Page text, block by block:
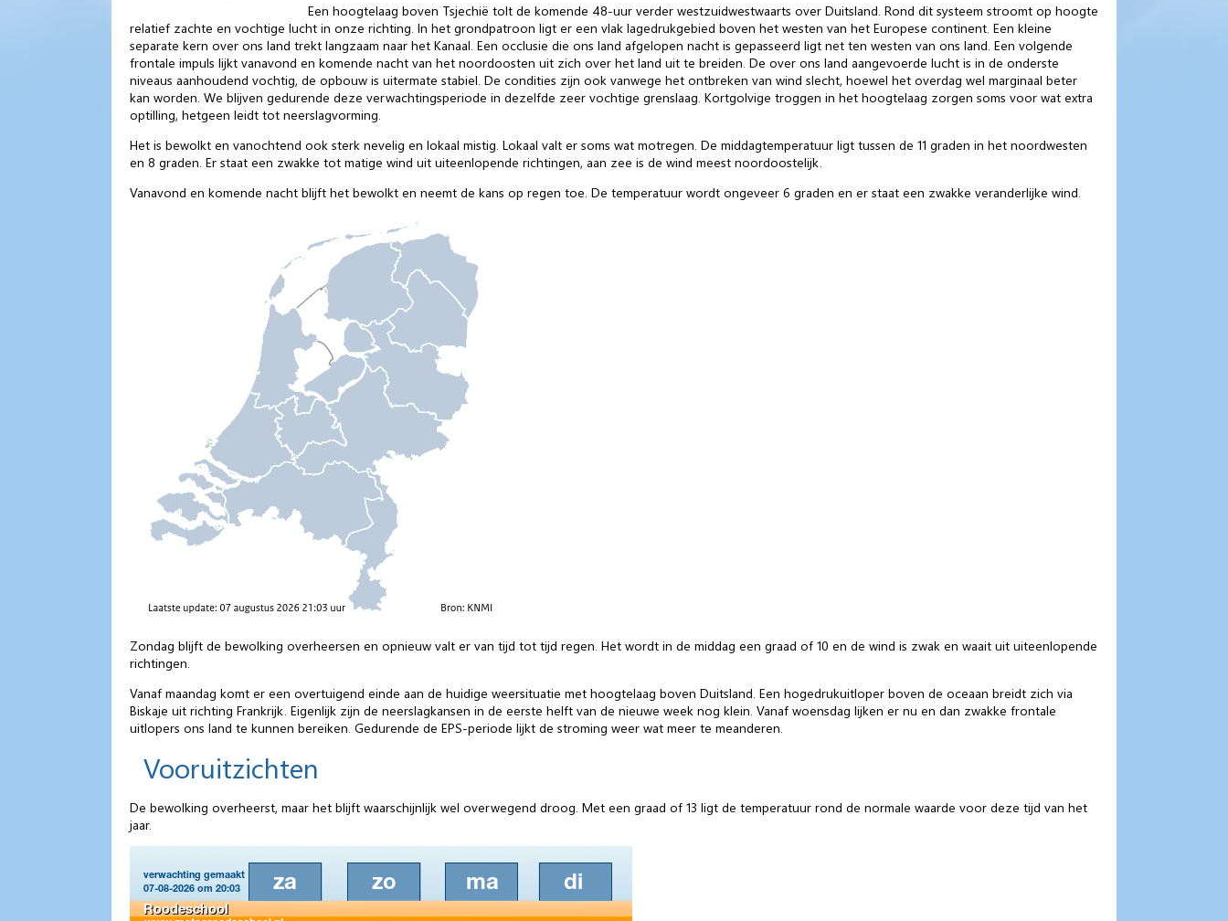
Een hoogtelaag boven Tsjechië tolt de komende 48-uur verder westzuidwestwaarts over Duitsland. Rond dit systeem stroomt op hoogte
relatief zachte en vochtige lucht in onze richting. In het grondpatroon ligt er een vlak lagedrukgebied boven het westen van het Europese continent. Een kleine
separate kern over ons land trekt langzaam naar het Kanaal. Een occlusie die ons land afgelopen nacht is gepasseerd ligt net ten westen van ons land. Een volgende
frontale impuls lijkt vanavond en komende nacht van het noordoosten uit zich over het land uit te breiden. De over ons land aangevoerde lucht is in de onderste
niveaus aanhoudend vochtig, de opbouw is uitermate stabiel. De condities zijn ook vanwege het ontbreken van wind slecht, hoewel het overdag wel marginaal beter
kan worden. We blijven gedurende deze verwachtingsperiode in dezelfde zeer vochtige grenslaag. Kortgolvige troggen in het hoogtelaag zorgen soms voor wat extra
optilling, hetgeen leidt tot neerslagvorming.
Het is bewolkt en vanochtend ook sterk nevelig en lokaal mistig. Lokaal valt er soms wat motregen. De middagtemperatuur ligt tussen de 11 graden in het noordwesten
en 8 graden. Er staat een zwakke tot matige wind uit uiteenlopende richtingen, aan zee is de wind meest noordoostelijk.
Vanavond en komende nacht blijft het bewolkt en neemt de kans op regen toe. De temperatuur wordt ongeveer 6 graden en er staat een zwakke veranderlijke wind.
Zondag blijft de bewolking overheersen en opnieuw valt er van tijd tot tijd regen. Het wordt in de middag een graad of 10 en de wind is zwak en waait uit uiteenlopende
richtingen.
Vanaf maandag komt er een overtuigend einde aan de huidige weersituatie met hoogtelaag boven Duitsland. Een hogedrukuitloper boven de oceaan breidt zich via
Biskaje uit richting Frankrijk. Eigenlijk zijn de neerslagkansen in de eerste helft van de nieuwe week nog klein. Vanaf woensdag lijken er nu en dan zwakke frontale
uitlopers ons land te kunnen bereiken. Gedurende de EPS-periode lijkt de stroming weer wat meer te meanderen.
Vooruitzichten
De bewolking overheerst, maar het blijft waarschijnlijk wel overwegend droog. Met een graad of 13 ligt de temperatuur rond de normale waarde voor deze tijd van het
jaar.